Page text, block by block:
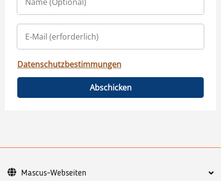
Datenschutzbestimmungen
Abschicken
Mascus-Webseiten